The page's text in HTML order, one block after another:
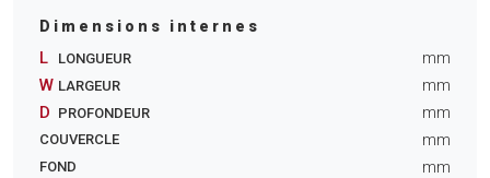
Dimensions internes
L LONGUEUR
mm
W LARGEUR
mm
D PROFONDEUR mm
COUVERCLE mm
FOND mm